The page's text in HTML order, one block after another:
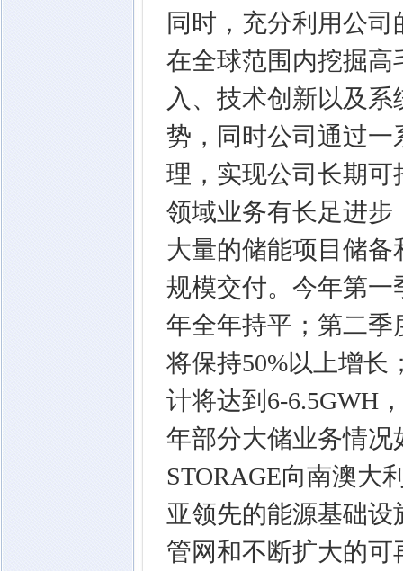
同时，充分利用公
在全球范围内挖掘
入、技术创新以及
势，同时公司通过
理，实现公司长期可
领域业务有长足进
大量的储能项目储
规模交付。今年第一
年全年持平；第二
将保持50%以上增长
计将达到6-6.5GWH
年部分大储业务情况
STORAGE向南澳大
亚领先的能源基础设
管网和不断扩大的可